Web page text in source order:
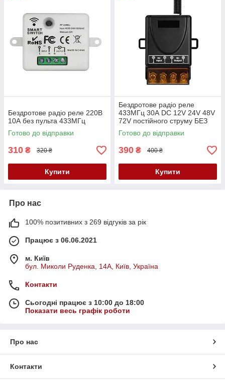
Бездротове радіо реле 220В
10А без пульта 433МГц
Готово до відправки
310 ₴ 320 ₴
Купити
Бездротове радіо реле
433МГц 30А DC 12V 24V 48V
72V постійного струму БЕЗ
ПУЛЬТА
Готово до відправки
390 ₴ 400 ₴
Купити
Про нас
100% позитивних з 269 відгуків за рік
Працює з 06.06.2021
м. Київ
бул. Миколи Руденка, 14А, Київ, Україна
Контакти
Сьогодні працює з 10:00 до 18:00
Показати весь графік роботи
Про нас
Контакти